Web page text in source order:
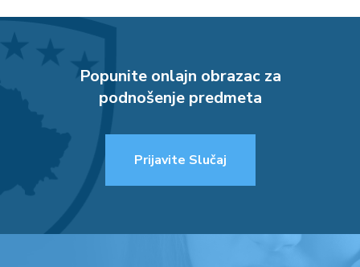
Popunite onlajn obrazac za
podnošenje predmeta
Prijavite Slučaj